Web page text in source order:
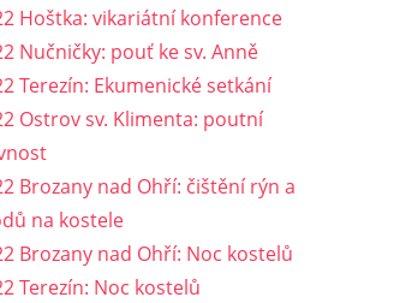
Hoštka: vikariátní konference
Nučničky: pouť ke sv. Anně
Terezín: Ekumenické setkání
Ostrov sv. Klimenta: poutní
Brozany nad Ohří: čištění rýn a
na kostele
Brozany nad Ohří: Noc kostelů
Terezín: Noc kostelů